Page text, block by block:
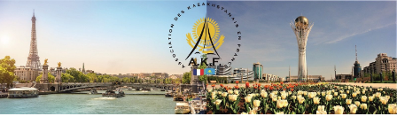
Skip
content